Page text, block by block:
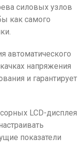
силовых узлов
как самого
автоматического
напряжения
и гарантирует
LCD-дисплея
показатели